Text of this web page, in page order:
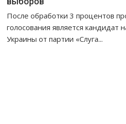
После обработки 3 процентов
голосования является кандидат
Украины от партии «Слуга...